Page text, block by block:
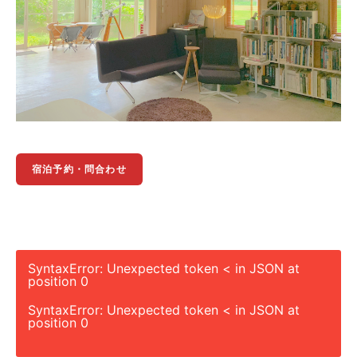
宿泊予約・問合わせ
SyntaxError: Unexpected token < in JSON at
position 0
SyntaxError: Unexpected token < in JSON at
position 0